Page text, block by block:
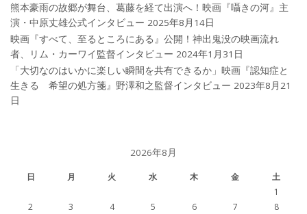
熊本豪雨の故郷が舞台、葛藤を経て出演へ！映画『囁きの河』主
演・中原丈雄公式インタビュー 2025年8月14日
映画『すべて、至るところにある』公開！神出鬼没の映画流れ
者、リム・カーワイ監督インタビュー 2024年1月31日
「大切なのはいかに楽しい瞬間を共有できるか」映画『認知症と
生きる 希望の処方箋』野澤和之監督インタビュー 2023年8月21
日
2026年8月
日 月 火 水 木 金
土
1
2
3 4 5 6 7
8